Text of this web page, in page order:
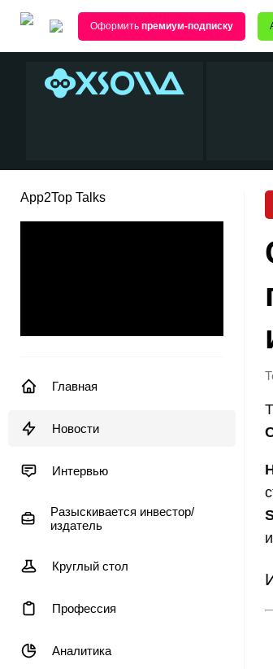
Оформить премиум-подписку
App2Top Talks
Главная
Новости
Интервью
Разыскивается инвестор/
издатель
Круглый стол
Профессия
Аналитика